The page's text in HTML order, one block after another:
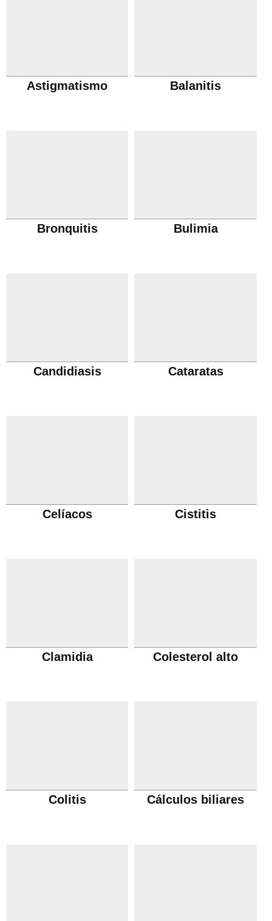
Astigmatismo Balanitis
Bronquitis Bulimia
Candidiasis Cataratas
Celíacos Cistitis
Clamidia Colesterol alto
Colitis Cálculos biliares